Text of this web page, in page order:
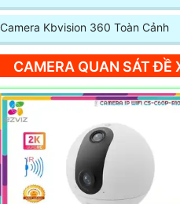
Camera Kbvision 360 Toàn Cảnh
CAMERA QUAN SÁT ĐỀ